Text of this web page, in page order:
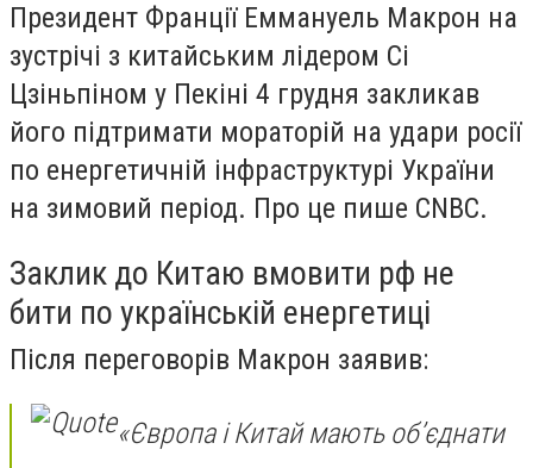
Президент Франції Еммануель Макрон на
зустрічі з китайським лідером Сі
Цзіньпіном у Пекіні 4 грудня закликав
його підтримати мораторій на удари росії
по енергетичній інфраструктурі України
на зимовий період. Про це пише CNBC.
Заклик до Китаю вмовити рф не
бити по українській енергетиці
Після переговорів Макрон заявив:
«Європа і Китай мають об’єднати